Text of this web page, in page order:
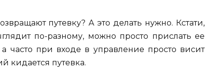
путевку? А это делать нужно. Кстати,
по-разному, можно просто прислать ее
часто при входе в управление просто висит
кидается путевка.